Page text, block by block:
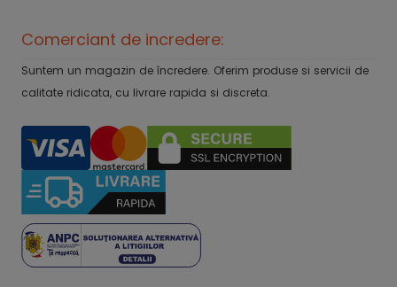
Comerciant de incredere:
Suntem un magazin de încredere. Oferim produse si servicii de
calitate ridicata, cu livrare rapida si discreta.